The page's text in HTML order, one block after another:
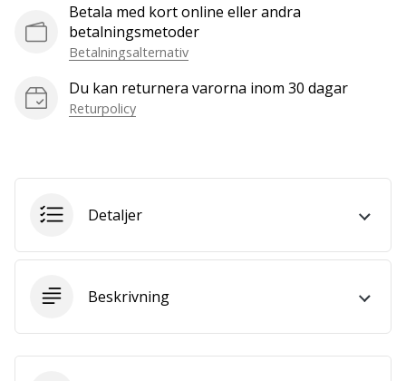
chansen
att tjäna
pengar.
med
Visa
artiklar
Betala med kort online eller andra
betalningsmetoder
Betalningsalternativ
Du kan returnera varorna inom 30 dagar
Returpolicy
Detaljer
Beskrivning